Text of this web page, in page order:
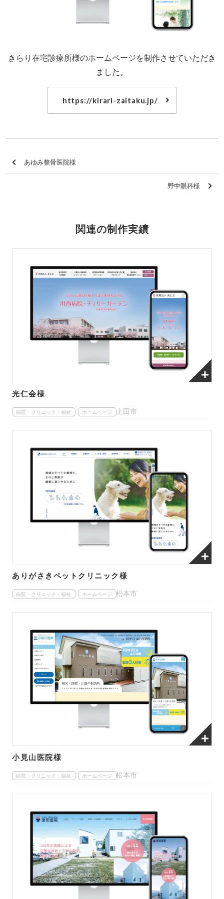
きらり在宅診療所様のホームページを制作させていただき
ました。
https://kirari-zaitaku.jp/
あゆみ整骨医院様
野中眼科様
関連の制作実績
光仁会様
病院・クリニック・福祉 ホームページ 上田市
ありがさきペットクリニック様
病院・クリニック・福祉 ホームページ 松本市
小見山医院様
病院・クリニック・福祉 ホームページ 松本市